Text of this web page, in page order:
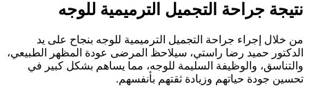
جراحة التجميل الترميمية للوجه
خلال إجراء جراحة التجميل الترميمية للوجه بنجاح على يد
حميد رضا راستي، سيلاحظ المرضى عودة المظهر الطبيعي،
والوظيفة السليمة للوجه، مما يساهم بشكل كبير في
جودة حياتهم وزيادة ثقتهم بأنفسهم.